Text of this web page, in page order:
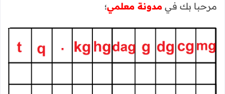
مرحبا بك في مدونة معلمي؛